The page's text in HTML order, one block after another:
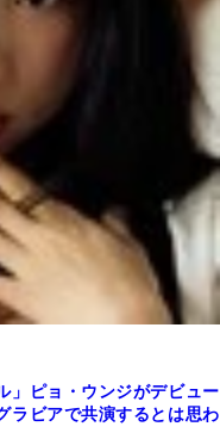
」ピョ・ウンジがデビュー
ラビアで共演するとは思わ